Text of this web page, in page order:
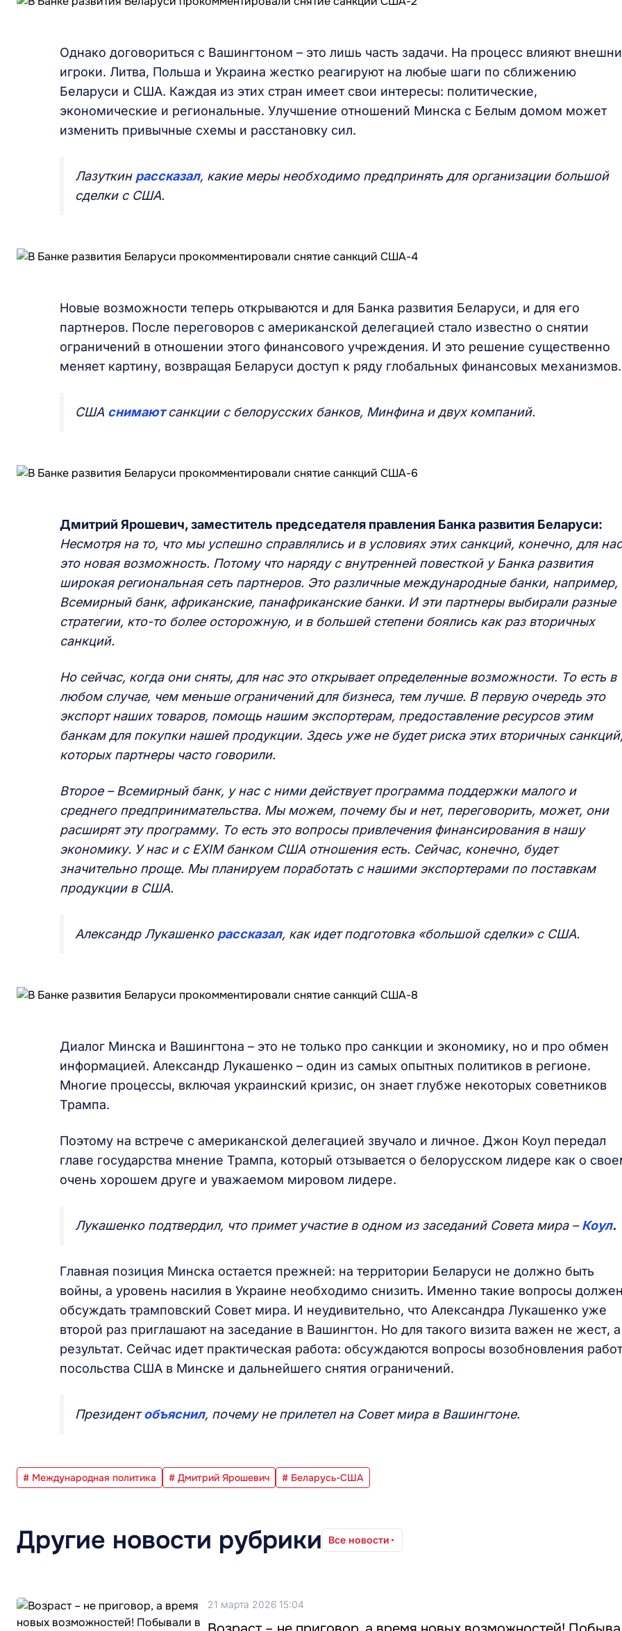
Однако договориться с Вашингтоном – это лишь часть задачи. На процесс влияют
игроки. Литва, Польша и Украина жестко реагируют на любые шаги по сближению
Беларуси и США. Каждая из этих стран имеет свои интересы: политические,
экономические и региональные. Улучшение отношений Минска с Белым домом может
изменить привычные схемы и расстановку сил.
Лазуткин рассказал, какие меры необходимо предпринять для организации большой
сделки с США.
Новые возможности теперь открываются и для Банка развития Беларуси, и для его
партнеров. После переговоров с американской делегацией стало известно о снятии
ограничений в отношении этого финансового учреждения. И это решение существенно
меняет картину, возвращая Беларуси доступ к ряду глобальных финансовых
США снимают санкции с белорусских банков, Минфина и двух компаний.
Дмитрий Ярошевич, заместитель председателя правления Банка развития Беларуси:
Несмотря на то, что мы успешно справлялись и в условиях этих санкций, конечно, для нас
это новая возможность. Потому что наряду с внутренней повесткой у Банка развития
широкая региональная сеть партнеров. Это различные международные банки, например,
Всемирный банк, африканские, панафриканские банки. И эти партнеры выбирали разные
стратегии, кто-то более осторожную, и в большей степени боялись как раз вторичных
санкций.
Но сейчас, когда они сняты, для нас это открывает определенные возможности. То есть в
любом случае, чем меньше ограничений для бизнеса, тем лучше. В первую очередь это
экспорт наших товаров, помощь нашим экспортерам, предоставление ресурсов этим
банкам для покупки нашей продукции. Здесь уже не будет риска этих вторичных
которых партнеры часто говорили.
Второе – Всемирный банк, у нас с ними действует программа поддержки малого и
среднего предпринимательства. Мы можем, почему бы и нет, переговорить, может, они
расширят эту программу. То есть это вопросы привлечения финансирования в нашу
экономику. У нас и с EXIM банком США отношения есть. Сейчас, конечно, будет
значительно проще. Мы планируем поработать с нашими экспортерами по поставкам
продукции в США.
Александр Лукашенко рассказал, как идет подготовка «большой сделки» с США.
Диалог Минска и Вашингтона – это не только про санкции и экономику, но и про обмен
информацией. Александр Лукашенко – один из самых опытных политиков в регионе.
Многие процессы, включая украинский кризис, он знает глубже некоторых советников
Трампа.
Поэтому на встрече с американской делегацией звучало и личное. Джон Коул передал
главе государства мнение Трампа, который отзывается о белорусском лидере как о
очень хорошем друге и уважаемом мировом лидере.
Лукашенко подтвердил, что примет участие в одном из заседаний Совета мира –Коул.
Главная позиция Минска остается прежней: на территории Беларуси не должно быть
войны, а уровень насилия в Украине необходимо снизить. Именно такие вопросы
обсуждать трамповский Совет мира. И неудивительно, что Александра Лукашенко уже
второй раз приглашают на заседание в Вашингтон. Но для такого визита важен не жест, а
результат. Сейчас идет практическая работа: обсуждаются вопросы возобновления
посольства США в Минске и дальнейшего снятия ограничений.
Президентобъяснил, почему не прилетел на Совет мира в Вашингтоне.
# Международная политика # Дмитрий Ярошевич # Беларусь-США
Другие новости рубрики Все новости
21 марта 2026 15:04